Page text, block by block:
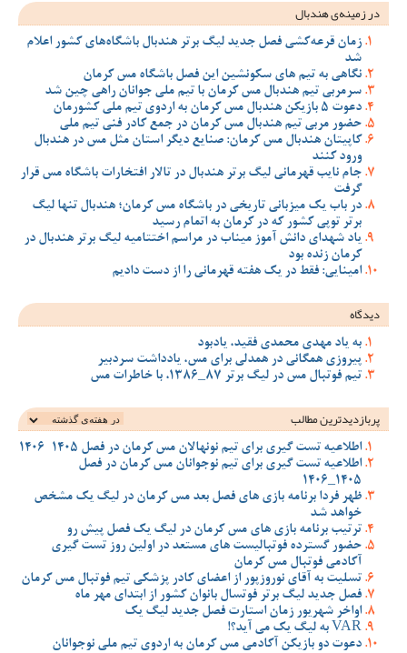
در زمینه‌ی هندبال
زمان قرعه‌کشی فصل جدید لیگ برتر هندبال باشگاه‌های کشور اعلام
شد
نگاهی به تیم های سکونشین این فصل باشگاه مس کرمان
سرمربی تیم هندبال مس کرمان با تیم ملی جوانان راهی چین شد
دعوت 5 بازیکن هندبال مس کرمان به اردوی تیم ملی کشورمان
حضور مربی تیم هندبال مس کرمان در جمع کادر فنی تیم ملی
کاپیتان هندبال مس کرمان: صنایع دیگر استان مثل مس در هندبال
ورود کنند
جام نایب قهرمانی لیگ برتر هندبال در تالار افتخارات باشگاه مس قرار
گرفت
در باب یک میزبانی تاریخی در باشگاه مس کرمان؛ هندبال تنها لیگ
برتر توپی کشور که در کرمان به اتمام رسید
یاد شهدای دانش آموز میناب در مراسم اختتامیه لیگ برتر هندبال در
کرمان زنده بود
امینایی: فقط در یک هفته قهرمانی را از دست دادیم
دیدگاه
به یاد مهدی محمدی فقید، یادبود
پیروزی همگانی در همدلی برای مس، یادداشت سردبیر
تیم فوتبال مس در لیگ برتر 87_1386، با خاطرات مس
پربازدیدترین‌ مطالب
اطلاعیه تست گیری برای تیم نونهالان مس کرمان در فصل 1405-1406
اطلاعیه تست گیری برای تیم نوجوانان مس کرمان در فصل
1405_1406
ظهر فردا برنامه بازی های فصل بعد مس کرمان در لیگ یک مشخص
خواهد شد
ترتیب برنامه بازی های مس کرمان در لیگ یک فصل پیش رو
حضور گسترده فوتبالیست های مستعد در اولین روز تست گیری
آکادمی فوتبال مس کرمان
تسلیت به آقای نوروزپور از اعضای کادر پزشکی تیم فوتبال مس کرمان
فصل جدید لیگ برتر فوتسال بانوان کشور از ابتدای مهر ماه
اواخر شهریور زمان استارت فصل جدید لیگ یک
VAR به لیگ یک می آید؟!
دعوت دو بازیکن آکادمی مس کرمان به اردوی تیم ملی نوجوانان